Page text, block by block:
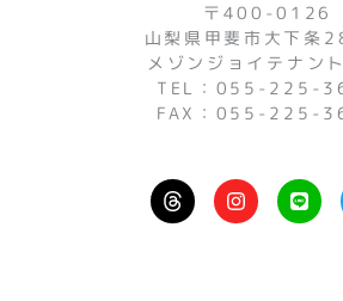
〒400-0126
山梨県甲斐市大下条
メゾンジョイテナン
TEL：055-225-
FAX：055-225-
I
n
s
L
i
n